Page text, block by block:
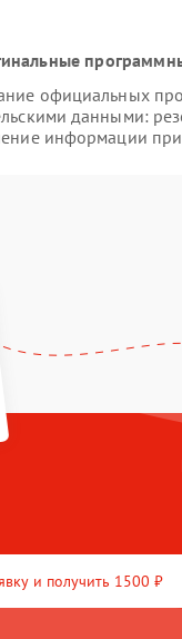
официальных
данными:
информации
и получить 1500 ₽